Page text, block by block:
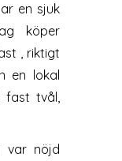
en sjuk
köper
, riktigt
en lokal
fast tvål,
var nöjd